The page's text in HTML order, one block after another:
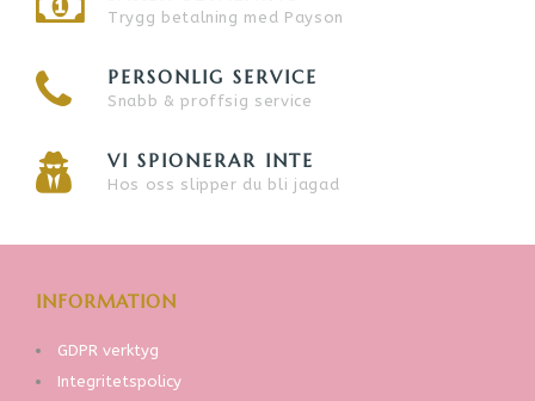
Trygg betalning med Payson
PERSONLIG SERVICE
Snabb & proffsig service
VI SPIONERAR INTE
Hos oss slipper du bli jagad
INFORMATION
GDPR verktyg
Integritetspolicy